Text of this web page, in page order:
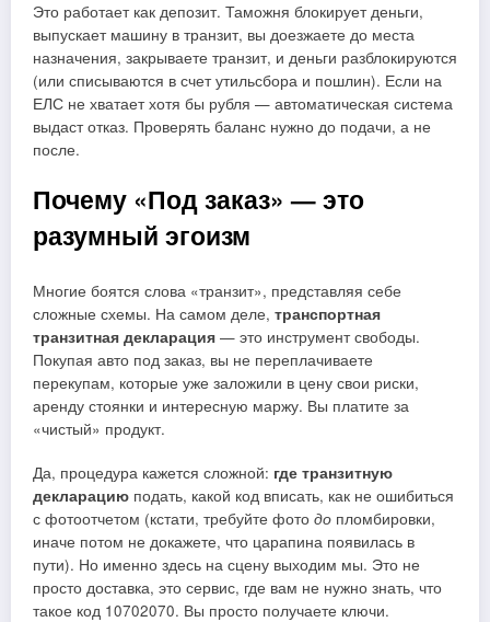
Это работает как депозит. Таможня блокирует деньги,
выпускает машину в транзит, вы доезжаете до места
назначения, закрываете транзит, и деньги разблокируются
(или списываются в счет утильсбора и пошлин). Если на
ЕЛС не хватает хотя бы рубля — автоматическая система
выдаст отказ. Проверять баланс нужно до подачи, а не
после.
Почему «Под заказ» — это
разумный эгоизм
Многие боятся слова «транзит», представляя себе
сложные схемы. На самом деле, транспортная
транзитная декларация — это инструмент свободы.
Покупая авто под заказ, вы не переплачиваете
перекупам, которые уже заложили в цену свои риски,
аренду стоянки и интересную маржу. Вы платите за
«чистый» продукт.
Да, процедура кажется сложной: где транзитную
декларацию подать, какой код вписать, как не ошибиться
с фотоотчетом (кстати, требуйте фото до пломбировки,
иначе потом не докажете, что царапина появилась в
пути). Но именно здесь на сцену выходим мы. Это не
просто доставка, это сервис, где вам не нужно знать, что
такое код 10702070. Вы просто получаете ключи.